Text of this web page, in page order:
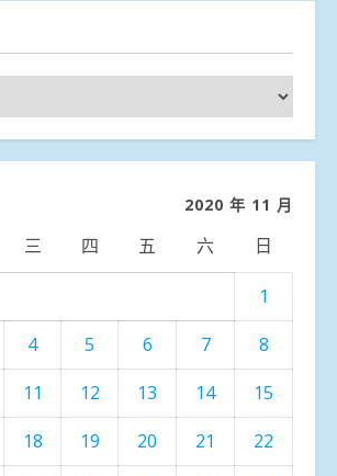
2020 年 11 月
三 四 五 六 日
1
4 5 6 7
8
11 12 13 14
15
18 19 20 21
22